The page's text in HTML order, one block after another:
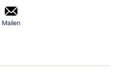
Mailen